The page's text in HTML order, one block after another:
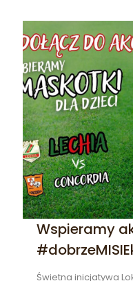
Wspieramy
Świetna inicjatywa